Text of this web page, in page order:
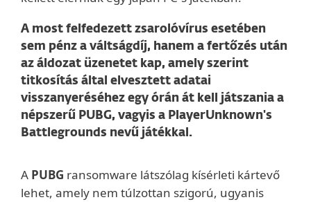
A most felfedezett zsarolóvírus esetében
sem pénz a váltságdíj, hanem a fertőzés után
az áldozat üzenetet kap, amely szerint
titkosítás által elvesztett adatai
visszanyeréséhez egy órán át kell játszania a
népszerű PUBG, vagyis a PlayerUnknown's
Battlegrounds nevű játékkal.
A PUBG ransomware látszólag kísérleti kártevő
lehet, amely nem túlzottan szigorú, ugyanis